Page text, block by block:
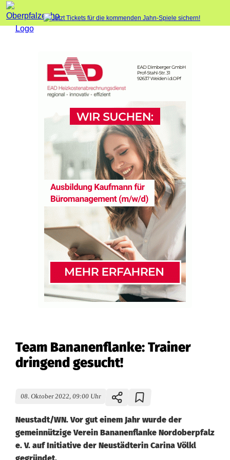
Team Bananenflanke: Trainer
dringend gesucht!
08. Oktober 2022, 09:00 Uhr
Neustadt/WN. Vor gut einem Jahr wurde der
gemeinnützige Verein Bananenflanke Nordoberpfalz
e. V. auf Initiative der Neustädterin Carina Völkl